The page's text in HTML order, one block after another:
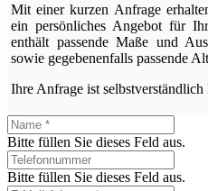
Mit einer kurzen Anfrage
ein persönliches Angebot für
enthält passende Maße und
sowie gegebenenfalls passende
Ihre Anfrage ist
Bitte füllen Sie dieses Feld aus.
Bitte füllen Sie dieses Feld aus.